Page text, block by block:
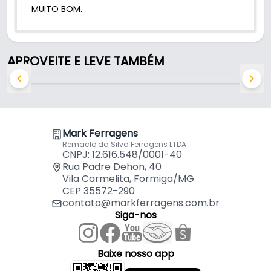
Trilho Cremalheira Duplo Branco de 50 Cm Em Aço
Para Prateleiras
por R$17,64
MUITO BOM.
APROVEITE E LEVE TAMBÉM
Mark Ferragens
Remaclo da Silva Ferragens LTDA
CNPJ: 12.616.548/0001-40
Rua Padre Dehon, 40
Vila Carmelita, Formiga/MG
CEP 35572-290
contato@markferragens.com.br
Siga-nos
Baixe nosso app